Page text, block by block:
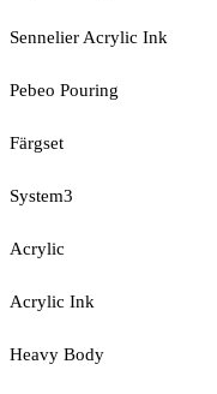
Sennelier Acrylic Ink
Pebeo Pouring
Färgset
System3
Acrylic
Acrylic Ink
Heavy Body